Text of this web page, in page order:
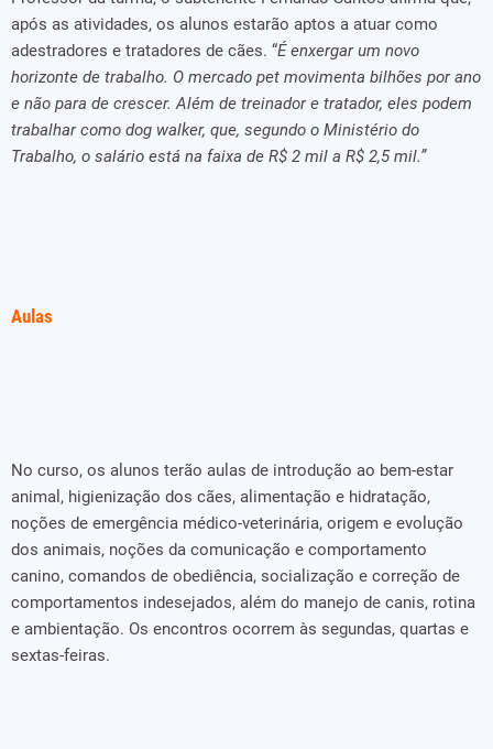
após as atividades, os alunos estarão aptos a atuar como
adestradores e tratadores de cães. “É enxergar um novo
horizonte de trabalho. O mercado pet movimenta bilhões por ano
e não para de crescer. Além de treinador e tratador, eles podem
trabalhar como dog walker, que, segundo o Ministério do
Trabalho, o salário está na faixa de R$ 2 mil a R$ 2,5 mil.”
Aulas
No curso, os alunos terão aulas de introdução ao bem-estar
animal, higienização dos cães, alimentação e hidratação,
noções de emergência médico-veterinária, origem e evolução
dos animais, noções da comunicação e comportamento
canino, comandos de obediência, socialização e correção de
comportamentos indesejados, além do manejo de canis, rotina
e ambientação. Os encontros ocorrem às segundas, quartas e
sextas-feiras.